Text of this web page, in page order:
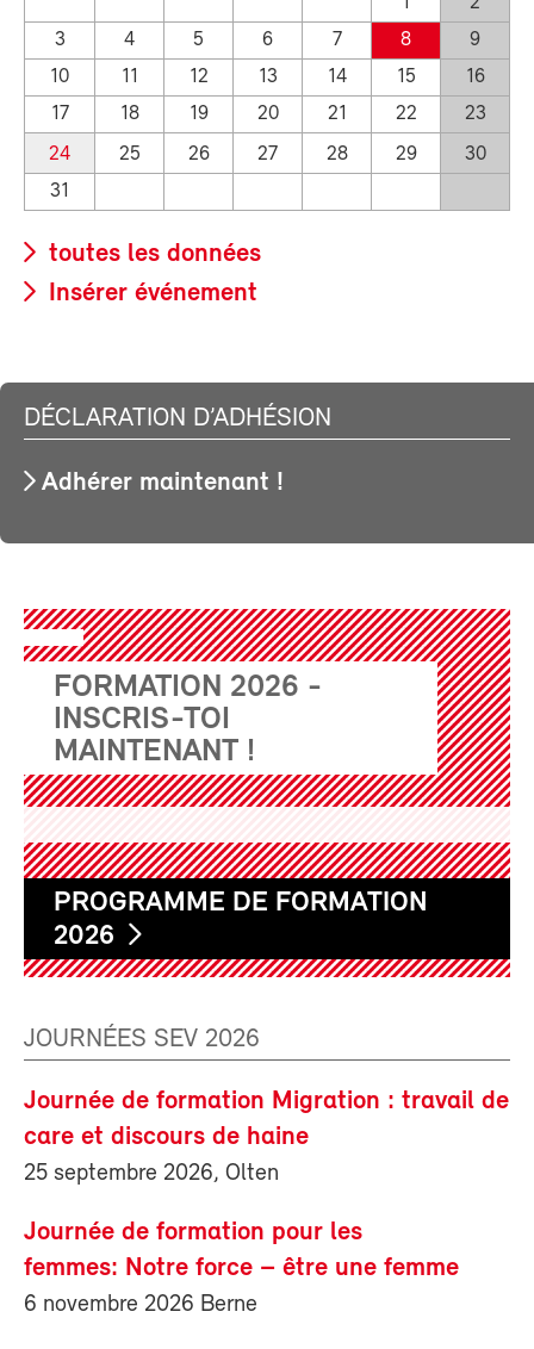
3
4 5 6 7 8
9
10
11 12 13 14 15
16
17
18 19 20 21 22
23
24
25 26 27 28 29
30
31
toutes les données
Insérer événement
DÉCLARATION D’ADHÉSION
Adhérer maintenant !
FORMATION 2026 -
INSCRIS-TOI
MAINTENANT !
PROGRAMME DE FORMATION
2026
JOURNÉES SEV 2026
Journée de formation Migration : travail de
care et discours de haine
25 septembre 2026, Olten
Journée de formation pour les
femmes: Notre force – être une femme
6 novembre 2026 Berne